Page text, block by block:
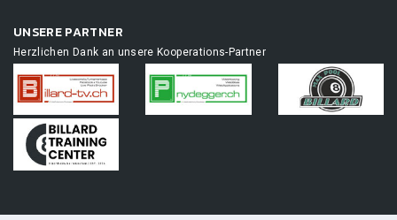
UNSERE PARTNER
Herzlichen Dank an unsere Kooperations-Partner